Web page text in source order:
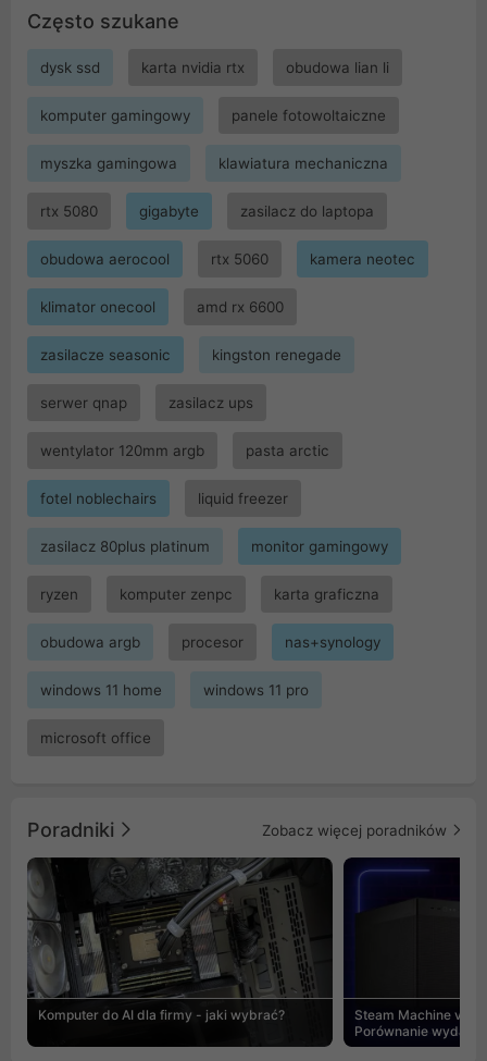
Często szukane
dysk ssd karta nvidia rtx obudowa lian li
komputer gamingowy panele fotowoltaiczne
myszka gamingowa klawiatura mechaniczna
rtx 5080 gigabyte zasilacz do laptopa
obudowa aerocool rtx 5060 kamera neotec
klimator onecool amd rx 6600
zasilacze seasonic kingston renegade
serwer qnap zasilacz ups
wentylator 120mm argb pasta arctic
fotel noblechairs liquid freezer
zasilacz 80plus platinum monitor gamingowy
ryzen komputer zenpc karta graficzna
obudowa argb procesor nas+synology
windows 11 home windows 11 pro
microsoft office
Poradniki Zobacz więcej poradników
Komputer do AI dla firmy - jaki wybrać?
Steam Machine vs
Porównanie